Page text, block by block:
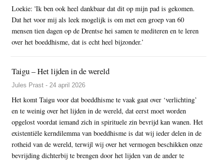
Loekie: 'Ik ben ook heel dankbaar dat dit op mijn pad is gekomen.
Dat het voor mij als leek mogelijk is om met een groep van 60
mensen tien dagen op de Drentse hei samen te mediteren en te leren
over het boeddhisme, dat is echt heel bijzonder.’
Taigu – Het lijden in de wereld
Jules Prast - 24 april 2026
Het komt Taigu voor dat boeddhisme te vaak gaat over ‘verlichting’
en te weinig over het lijden in de wereld, dat eerst moet worden
opgelost voordat iemand zich in spirituele zin bevrijd kan wanen. Het
existentiële kerndilemma van boeddhisme is dat wij ieder delen in de
rotheid van de wereld, terwijl wij over het vermogen beschikken onze
bevrijding dichterbij te brengen door het lijden van de ander te